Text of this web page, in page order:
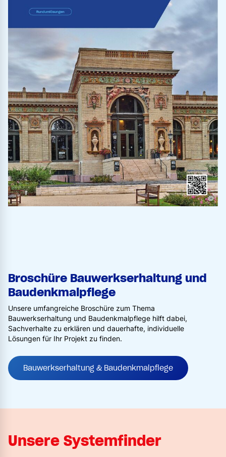
Broschüre Bauwerkserhaltung und
Baudenkmalpflege
Unsere umfangreiche Broschüre zum Thema
Bauwerkserhaltung und Baudenkmalpflege hilft dabei,
Sachverhalte zu erklären und dauerhafte, individuelle
Lösungen für Ihr Projekt zu finden.
Bauwerkserhaltung & Baudenkmalpflege
©
Unsere Systemfinder